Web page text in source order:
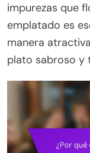
impurezas que
emplatado es
manera
plato sabroso y